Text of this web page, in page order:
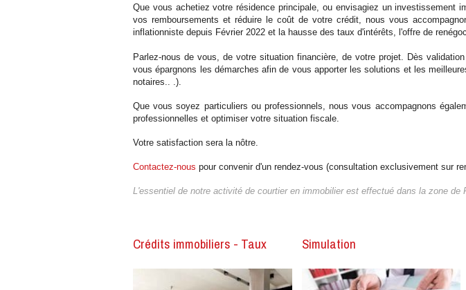
Que vous achetiez votre résidence principale, ou envisagiez un investissement
vos remboursements et réduire le coût de votre crédit, nous vous
inflationniste depuis Février 2022 et la hausse des taux d'intérêts, l'offre de
Parlez-nous de vous, de votre situation financière, de votre projet. Dès
vous épargnons les démarches afin de vous apporter les solutions et les
notaires.. .).
Que vous soyez particuliers ou professionnels, nous vous accompagnons
professionnelles et optimiser votre situation fiscale.
Votre satisfaction sera la nôtre.
Contactez-nous pour convenir d'un rendez-vous (consultation exclusivement sur
L'essentiel de notre activité de courtier en immobilier est effectué dans la zone
Crédits immobiliers - Taux Simulation